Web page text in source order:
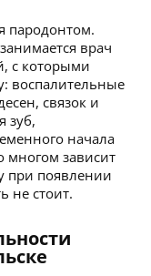
пародонтом.
врач
с которыми
воспалительные
связок и
зуб,
начала
многом зависит
при появлении
не стоит.